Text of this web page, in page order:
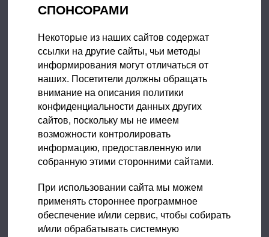
СПОНСОРАМИ
Некоторые из наших сайтов содержат
ссылки на другие сайты, чьи методы
информирования могут отличаться от
наших. Посетители должны обращать
внимание на описания политики
конфиденциальности данных других
сайтов, поскольку мы не имеем
возможности контролировать
информацию, предоставленную или
собранную этими сторонними сайтами.
При использовании сайта мы можем
применять стороннее программное
обеспечение и/или сервис, чтобы собирать
и/или обрабатывать системную